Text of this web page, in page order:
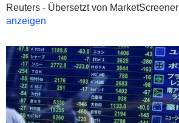
Reuters - Übersetzt von MarketScreener
anzeigen